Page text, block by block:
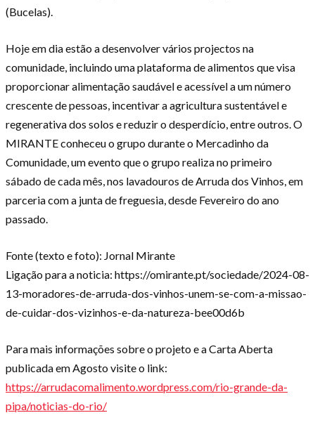
(Bucelas).
Hoje em dia estão a desenvolver vários projectos na
comunidade, incluindo uma plataforma de alimentos que visa
proporcionar alimentação saudável e acessível a um número
crescente de pessoas, incentivar a agricultura sustentável e
regenerativa dos solos e reduzir o desperdício, entre outros. O
MIRANTE conheceu o grupo durante o Mercadinho da
Comunidade, um evento que o grupo realiza no primeiro
sábado de cada mês, nos lavadouros de Arruda dos Vinhos, em
parceria com a junta de freguesia, desde Fevereiro do ano
passado.
Fonte (texto e foto): Jornal Mirante
Ligação para a noticia: https://omirante.pt/sociedade/2024-08-
13-moradores-de-arruda-dos-vinhos-unem-se-com-a-missao-
de-cuidar-dos-vizinhos-e-da-natureza-bee00d6b
Para mais informações sobre o projeto e a Carta Aberta
publicada em Agosto visite o link:
https://arrudacomalimento.wordpress.com/rio-grande-da-
pipa/noticias-do-rio/